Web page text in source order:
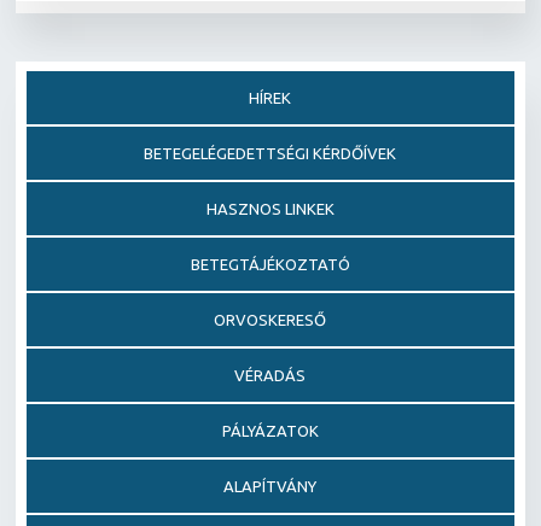
HÍREK
BETEGELÉGEDETTSÉGI KÉRDŐÍVEK
HASZNOS LINKEK
BETEGTÁJÉKOZTATÓ
ORVOSKERESŐ
VÉRADÁS
PÁLYÁZATOK
ALAPÍTVÁNY